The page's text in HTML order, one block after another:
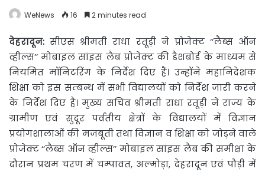
WeNews 16 2 minutes read
देहरादून:सीएस श्रीमती राधा रतूड़ी ने प्रोजेक्ट ‘‘लैब्स ऑन
व्हील्स’’ मोबाइल सांइस लैब प्रोजेक्ट की डैशबोर्ड के माध्यम से
नियमित मॉनिटरिंग के निर्देश दिए हैं। उन्होंने महानिदेशक
शिक्षा को इस सम्बन्ध में सभी विद्यालयों को निर्देश जारी करने
के निर्देश दिए हैं। मुख्य सचिव श्रीमती राधा रतूड़ी ने राज्य के
ग्रामीण एवं सुदूर पर्वतीय क्षेत्रों के विद्यालयों में विज्ञान
प्रयोगशालाओं की मजबूती तथा विज्ञान व शिक्षा को जोड़ने वाले
प्रोजेक्ट ‘‘लैब्स ऑन व्हील्स’’ मोबाइल सांइस लैब की समीक्षा के
दौरान प्रथम चरण में चम्पावत, अल्मोड़ा, देहरादून एवं पौड़ी में